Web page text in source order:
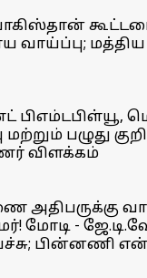
பாகிஸ்தான்
மத்திய
மற்றும் பழுது
விளக்கம்
அதிபருக்கு
மோடி -
பின்னணி